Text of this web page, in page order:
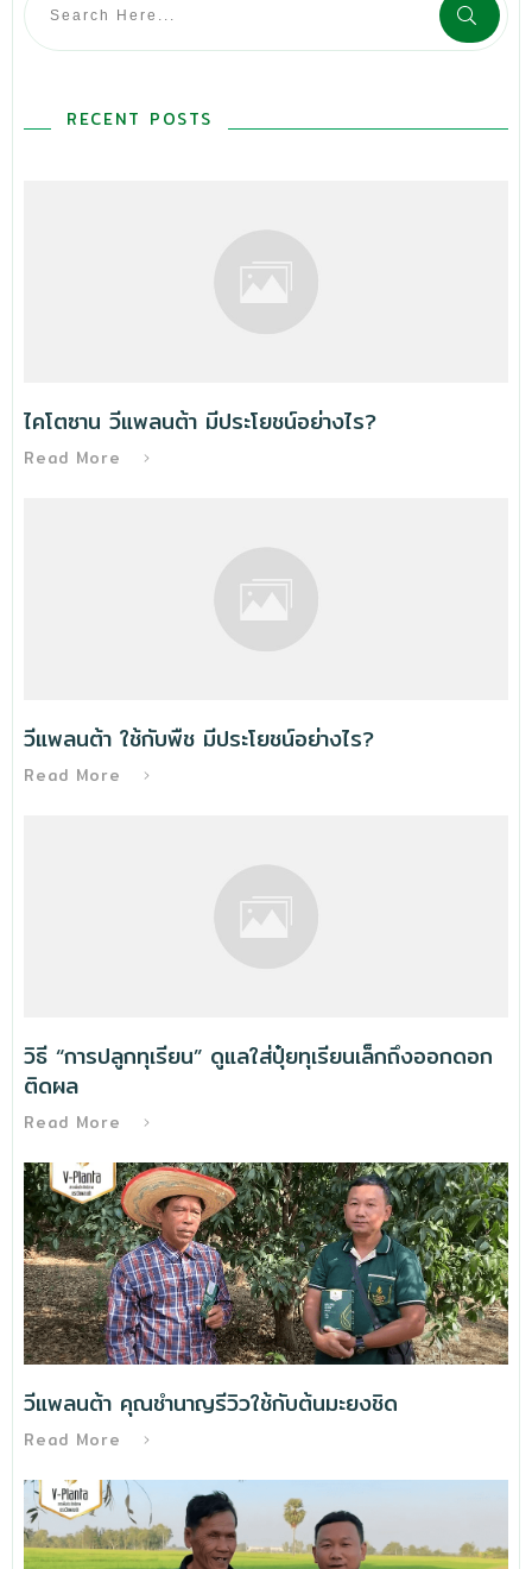
RECENT POSTS
ไคโตซาน วีแพลนต้า มีประโยชน์อย่างไร?
Read More
วีแพลนต้า ใช้กับพืช มีประโยชน์อย่างไร?
Read More
วิธี “การปลูกทุเรียน” ดูแลใส่ปุ๋ยทุเรียนเล็กถึงออกดอก
ติดผล
Read More
วีแพลนต้า คุณชำนาญรีวิวใช้กับต้นมะยงชิด
Read More